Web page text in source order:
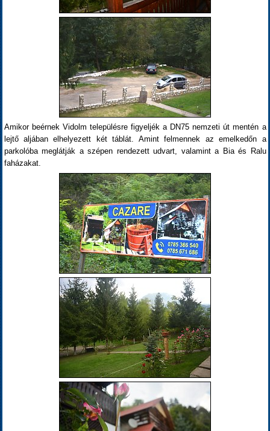
Amikor beérnek Vidolm településre figyeljék a DN75 nemzeti út mentén a
lejtő aljában elhelyezett két táblát. Amint felmennek az emelkedőn a
parkolóba meglátják a szépen rendezett udvart, valamint a Bia és Ralu
faházakat.